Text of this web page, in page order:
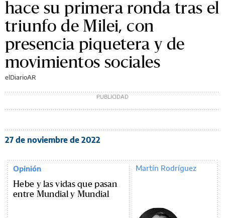
hace su primera ronda tras el
triunfo de Milei, con
presencia piquetera y de
movimientos sociales
elDiarioAR
27 de noviembre de 2022
Opinión
Hebe y las vidas que pasan
entre Mundial y Mundial
Martín Rodríguez